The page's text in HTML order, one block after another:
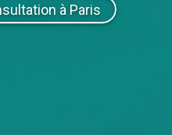
à Paris